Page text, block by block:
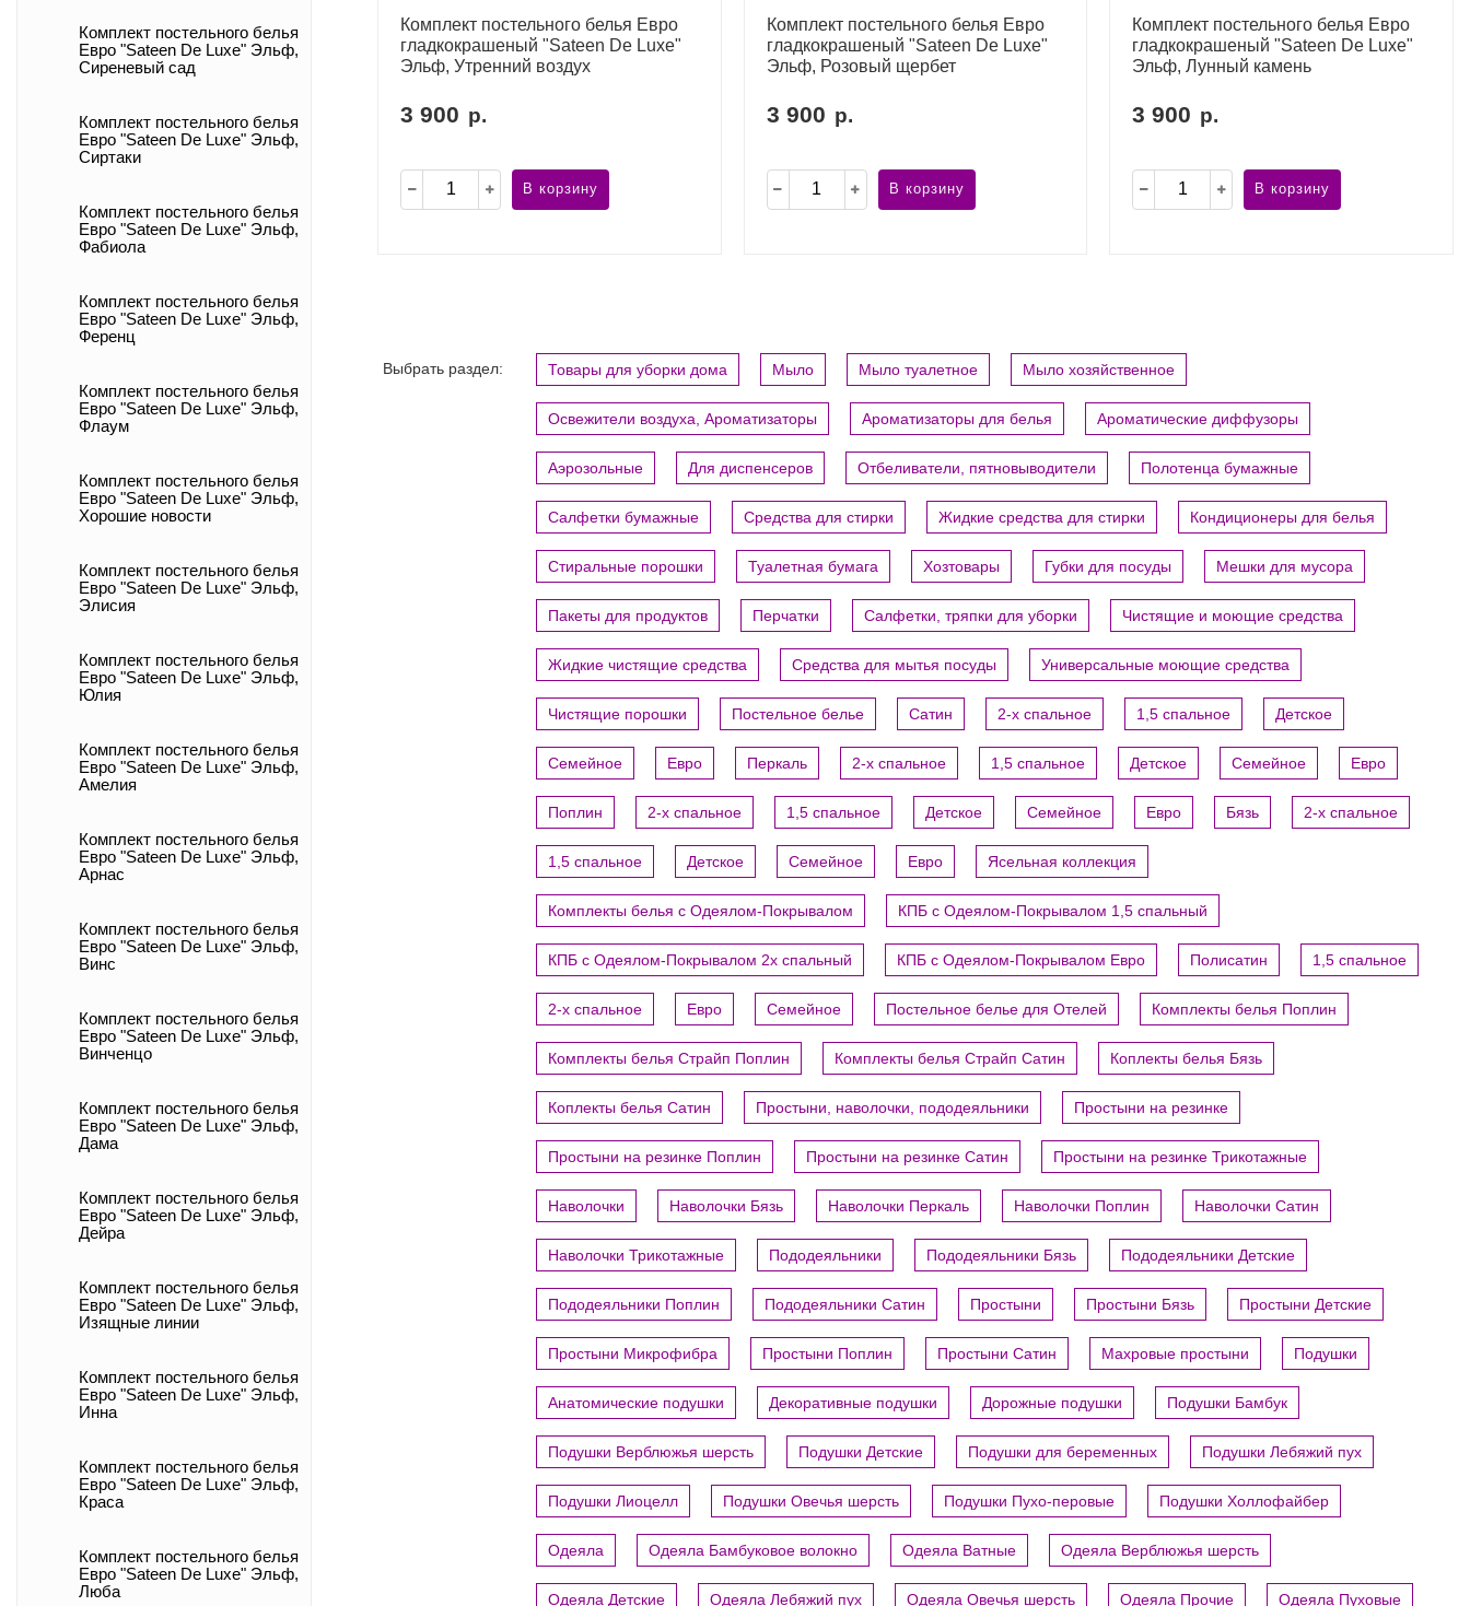
Комплект постельного белья
Евро "Sateen De Luxe" Эльф,
Сиреневый сад
Комплект постельного белья
Евро "Sateen De Luxe" Эльф,
Сиртаки
Комплект постельного белья
Евро "Sateen De Luxe" Эльф,
Фабиола
Комплект постельного белья
Евро "Sateen De Luxe" Эльф,
Ференц
Комплект постельного белья
Евро "Sateen De Luxe" Эльф,
Флаум
Комплект постельного белья
Евро "Sateen De Luxe" Эльф,
Хорошие новости
Комплект постельного белья
Евро "Sateen De Luxe" Эльф,
Элисия
Комплект постельного белья
Евро "Sateen De Luxe" Эльф,
Юлия
Комплект постельного белья
Евро "Sateen De Luxe" Эльф,
Амелия
Комплект постельного белья
Евро "Sateen De Luxe" Эльф,
Арнас
Комплект постельного белья
Евро "Sateen De Luxe" Эльф,
Винс
Комплект постельного белья
Евро "Sateen De Luxe" Эльф,
Винченцо
Комплект постельного белья
Евро "Sateen De Luxe" Эльф,
Дама
Комплект постельного белья
Евро "Sateen De Luxe" Эльф,
Дейра
Комплект постельного белья
Евро "Sateen De Luxe" Эльф,
Изящные линии
Комплект постельного белья
Евро "Sateen De Luxe" Эльф,
Инна
Комплект постельного белья
Евро "Sateen De Luxe" Эльф,
Краса
Комплект постельного белья
Евро "Sateen De Luxe" Эльф,
Люба
Комплект постельного белья Евро
гладкокрашеный "Sateen De Luxe"
Эльф, Утренний воздух
3 900 р.
В корзину
Комплект постельного белья Евро
гладкокрашеный "Sateen De Luxe"
Эльф, Розовый щербет
3 900 р.
В корзину
Комплект постельного белья Евро
гладкокрашеный "Sateen De Luxe"
Эльф, Лунный камень
3 900 р.
В корзину
Выбрать раздел: Товары для уборки дома Мыло Мыло туалетное Мыло хозяйственное
Освежители воздуха, Ароматизаторы Ароматизаторы для белья Ароматические диффузоры
Аэрозольные Для диспенсеров Отбеливатели, пятновыводители Полотенца бумажные
Салфетки бумажные Средства для стирки Жидкие средства для стирки Кондиционеры для белья
Стиральные порошки Туалетная бумага Хозтовары Губки для посуды Мешки для мусора
Пакеты для продуктов Перчатки Салфетки, тряпки для уборки Чистящие и моющие средства
Жидкие чистящие средства Средства для мытья посуды Универсальные моющие средства
Чистящие порошки Постельное белье Сатин 2-х спальное 1,5 спальное Детское
Семейное Евро Перкаль 2-х спальное 1,5 спальное Детское Семейное Евро
Поплин 2-х спальное 1,5 спальное Детское Семейное Евро Бязь 2-х спальное
1,5 спальное Детское Семейное Евро Ясельная коллекция
Комплекты белья с Одеялом-Покрывалом КПБ с Одеялом-Покрывалом 1,5 спальный
КПБ с Одеялом-Покрывалом 2х спальный КПБ с Одеялом-Покрывалом Евро Полисатин 1,5 спальное
2-х спальное Евро Семейное Постельное белье для Отелей Комплекты белья Поплин
Комплекты белья Страйп Поплин Комплекты белья Страйп Сатин Коплекты белья Бязь
Коплекты белья Сатин Простыни, наволочки, пододеяльники Простыни на резинке
Простыни на резинке Поплин Простыни на резинке Сатин Простыни на резинке Трикотажные
Наволочки Наволочки Бязь Наволочки Перкаль Наволочки Поплин Наволочки Сатин
Наволочки Трикотажные Пододеяльники Пододеяльники Бязь Пододеяльники Детские
Пододеяльники Поплин Пододеяльники Сатин Простыни Простыни Бязь Простыни Детские
Простыни Микрофибра Простыни Поплин Простыни Сатин Махровые простыни Подушки
Анатомические подушки Декоративные подушки Дорожные подушки Подушки Бамбук
Подушки Верблюжья шерсть Подушки Детские Подушки для беременных Подушки Лебяжий пух
Подушки Лиоцелл Подушки Овечья шерсть Подушки Пухо-перовые Подушки Холлофайбер
Одеяла Одеяла Бамбуковое волокно Одеяла Ватные Одеяла Верблюжья шерсть
Одеяла Детские Одеяла Лебяжий пух Одеяла Овечья шерсть Одеяла Прочие Одеяла Пуховые